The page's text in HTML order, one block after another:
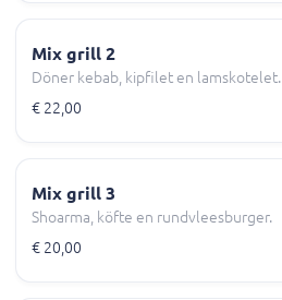
Mix grill 2
Döner kebab, kipfilet en lamskotelet.
€ 22,00
Mix grill 3
Shoarma, köfte en rundvleesburger.
€ 20,00